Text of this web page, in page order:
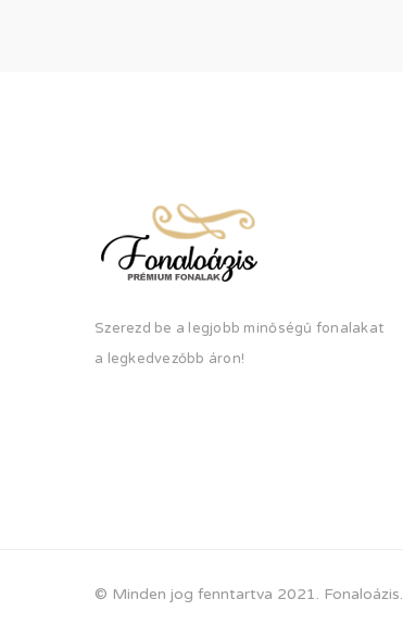
Szerezd be a legjobb minőségű fonalakat
a legkedvezőbb áron!
© Minden jog fenntartva 2021. Fonaloázis.